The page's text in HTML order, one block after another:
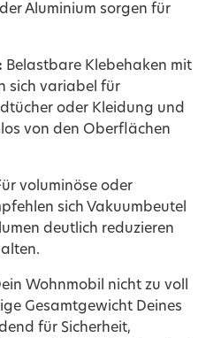
Aluminium sorgen für
Belastbare Klebehaken mit
sich variabel für
oder Kleidung und
von den Oberflächen
voluminöse oder
sich Vakuumbeutel
deutlich reduzieren
Wohnmobil nicht zu voll
Gesamtgewicht Deines
für Sicherheit,